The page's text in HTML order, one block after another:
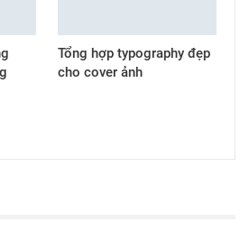
Tổng hợp typography đẹp
cho cover ảnh